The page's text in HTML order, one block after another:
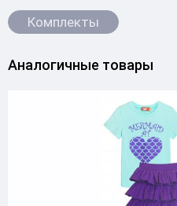
Комплекты
Аналогичные товары